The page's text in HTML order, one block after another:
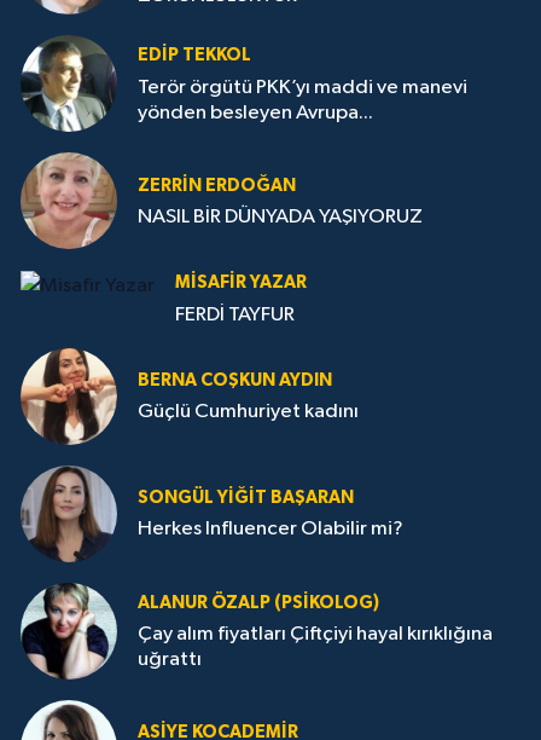
EDIP TEKKOL
Terör örgütü PKK’yı maddi ve manevi
yönden besleyen Avrupa...
ZERRIN ERDOĞAN
NASIL BİR DÜNYADA YAŞIYORUZ
MISAFIR YAZAR
FERDİ TAYFUR
BERNA COŞKUN AYDIN
Güçlü Cumhuriyet kadını
SONGÜL YIĞIT BAŞARAN
Herkes Influencer Olabilir mi?
ALANUR ÖZALP (PSIKOLOG)
Çay alım fiyatları Çiftçiyi hayal kırıklığına
uğrattı
ASIYE KOCADEMİR